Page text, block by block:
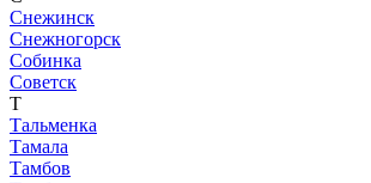
Снежинск
Снежногорск
Собинка
Советск
Т
Тальменка
Тамала
Тамбов